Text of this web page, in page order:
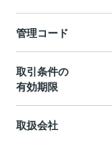
管理コード
取引条件の
有効期限
取扱会社